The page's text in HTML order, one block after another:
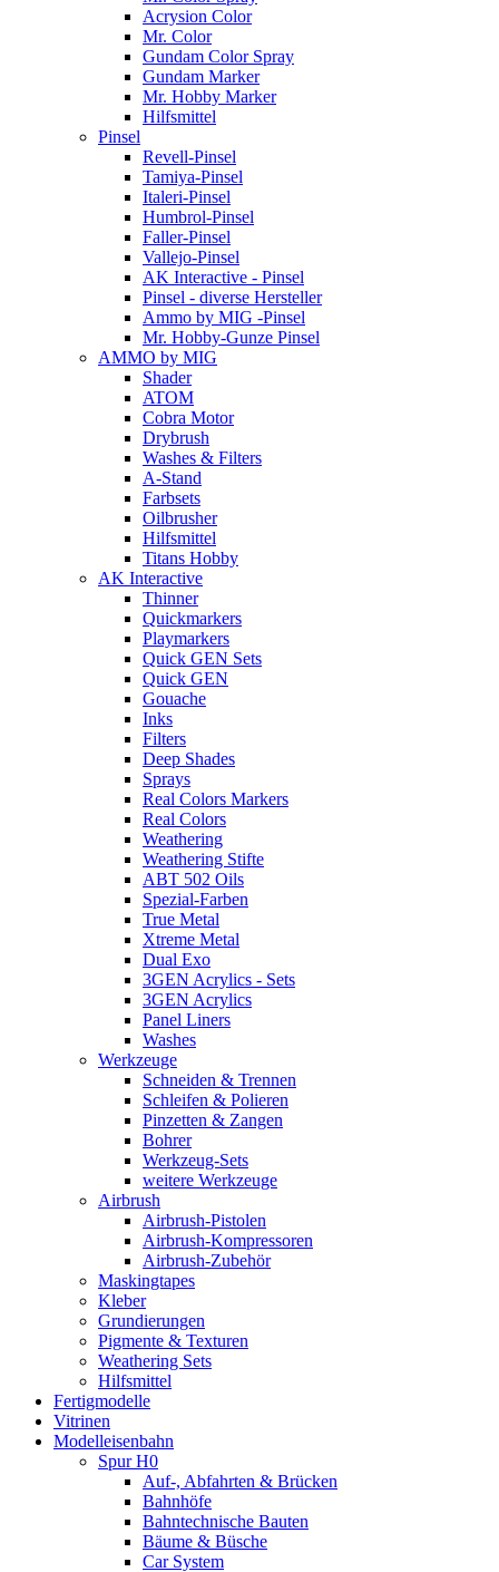
Acrysion Color
Mr. Color
Gundam Color Spray
Gundam Marker
Mr. Hobby Marker
Hilfsmittel
Pinsel
Revell-Pinsel
Tamiya-Pinsel
Italeri-Pinsel
Humbrol-Pinsel
Faller-Pinsel
Vallejo-Pinsel
AK Interactive - Pinsel
Pinsel - diverse Hersteller
Ammo by MIG -Pinsel
Mr. Hobby-Gunze Pinsel
AMMO by MIG
Shader
ATOM
Cobra Motor
Drybrush
Washes & Filters
A-Stand
Farbsets
Oilbrusher
Hilfsmittel
Titans Hobby
AK Interactive
Thinner
Quickmarkers
Playmarkers
Quick GEN Sets
Quick GEN
Gouache
Inks
Filters
Deep Shades
Sprays
Real Colors Markers
Real Colors
Weathering
Weathering Stifte
ABT 502 Oils
Spezial-Farben
True Metal
Xtreme Metal
Dual Exo
3GEN Acrylics - Sets
3GEN Acrylics
Panel Liners
Washes
Werkzeuge
Schneiden & Trennen
Schleifen & Polieren
Pinzetten & Zangen
Bohrer
Werkzeug-Sets
weitere Werkzeuge
Airbrush
Airbrush-Pistolen
Airbrush-Kompressoren
Airbrush-Zubehör
Maskingtapes
Kleber
Grundierungen
Pigmente & Texturen
Weathering Sets
Hilfsmittel
Fertigmodelle
Vitrinen
Modelleisenbahn
Spur H0
Auf-, Abfahrten & Brücken
Bahnhöfe
Bahntechnische Bauten
Bäume & Büsche
Car System